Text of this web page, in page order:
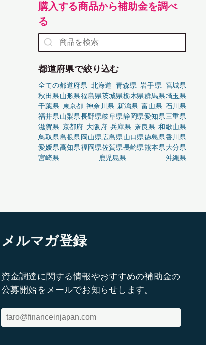
購入する商品から補助金を調べ
る
都道府県で絞り込む
全ての都道府県 北海道 青森県 岩手県 宮城県
秋田県山形県福島県茨城県栃木県群馬県埼玉県
千葉県 東京都 神奈川県 新潟県 富山県 石川県
福井県山梨県長野県岐阜県静岡県愛知県三重県
滋賀県 京都府 大阪府 兵庫県 奈良県 和歌山県
鳥取県島根県岡山県広島県山口県徳島県香川県
愛媛県高知県福岡県佐賀県長崎県熊本県大分県
宮崎県
鹿児島県 沖縄県
メルマガ登録
資金調達に関する情報やおすすめの補助金の
公募開始をメールでお知らせします。